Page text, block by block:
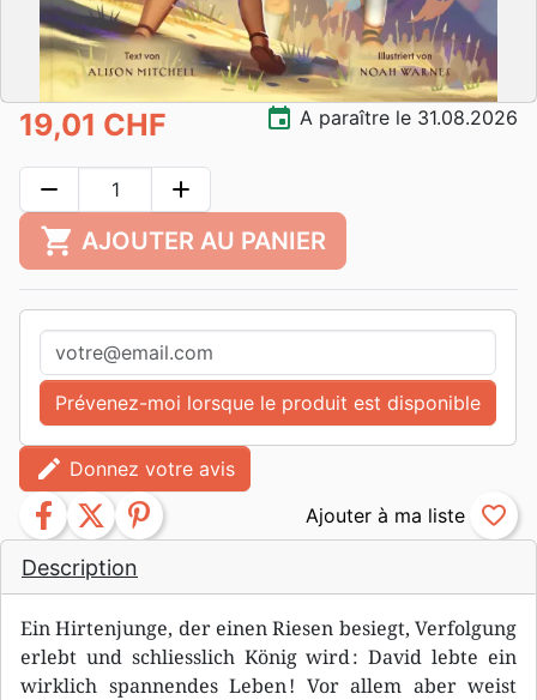
Description
Ein Hirtenjunge, der einen Riesen besiegt, Verfolgung
erlebt und schliesslich König wird : David lebte ein
wirklich spannendes Leben ! Vor allem aber weist
19,01 CHF event A paraître le 31.08.2026
remove add
shopping_cart AJOUTER AU PANIER
Prévenez-moi lorsque le produit est disponible
edit Donnez votre avis
facebook twitter pinterest favorite_border